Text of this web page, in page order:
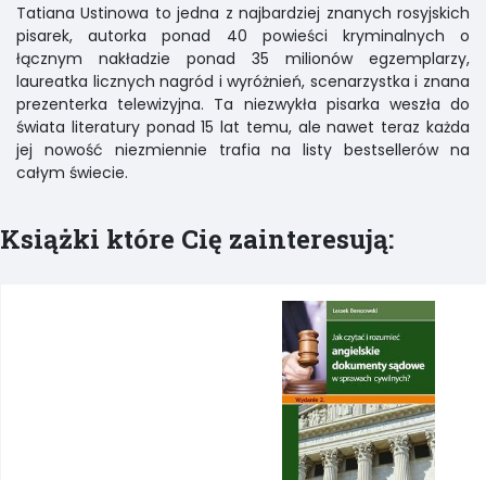
Tatiana Ustinowa to jedna z najbardziej znanych rosyjskich
pisarek, autorka ponad 40 powieści kryminalnych o
łącznym nakładzie ponad 35 milionów egzemplarzy,
laureatka licznych nagród i wyróżnień, scenarzystka i znana
prezenterka telewizyjna. Ta niezwykła pisarka weszła do
świata literatury ponad 15 lat temu, ale nawet teraz każda
jej nowość niezmiennie trafia na listy bestsellerów na
całym świecie.
Książki które Cię zainteresują: